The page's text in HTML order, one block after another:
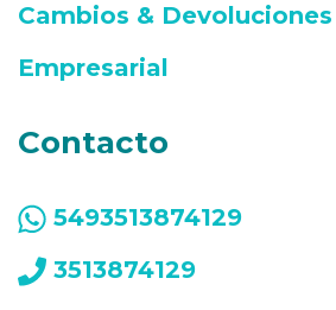
Cambios & Devoluciones
Empresarial
Contacto
5493513874129
3513874129